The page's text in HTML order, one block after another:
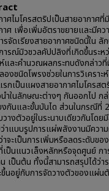
าศไมโครสตริปเป็นสายอากาศ
าศ เพื่อเพิ่มอัตราขยายและมีค
รจัดเรียงสายอากาศชนิดนี้ใน
ารณ์มิวชวลคัปปลิงที่เกิดขึ้นระ
ห์และคำนวณผลกระทบดังกล่า
องชนิดโพรงช่วยในการวิเคร
กเป็นแผงสายอากาศไมโครส
ำในลักษณะต่างๆ กันออกไป ก
งกันและขั้นบันได ส่วนในกรณีที่
วางตัวอยู่ในระนาบเดียวกันโด
าแบบรูปการแผ่พลังงานมีควา
าจะเป็นการเพิ่มหรือลดระดับข
เป็นแนวเล็งหลักหรือจุดศูนย์
เป็นต้น ทั้งนี้สามารถสรุปได้ว่
ขึ้นอยู่กับการจัดวางตัวของแผ่น